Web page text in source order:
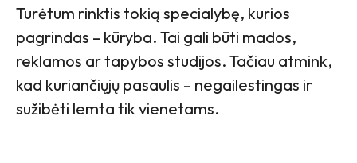
Turėtum rinktis tokią specialybę, kurios
pagrindas – kūryba. Tai gali būti mados,
reklamos ar tapybos studijos. Tačiau atmink,
kad kuriančiųjų pasaulis – negailestingas ir
sužibėti lemta tik vienetams.